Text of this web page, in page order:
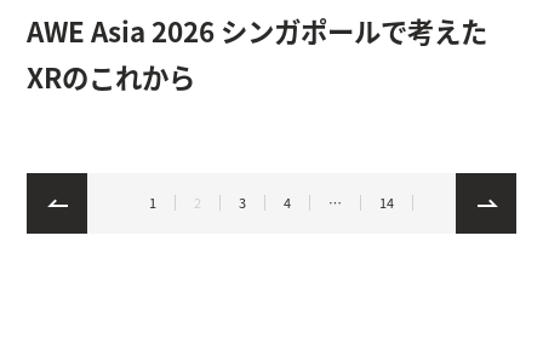
AWE Asia 2026 シンガポールで考えた
XRのこれから
1 2 3 4 … 14